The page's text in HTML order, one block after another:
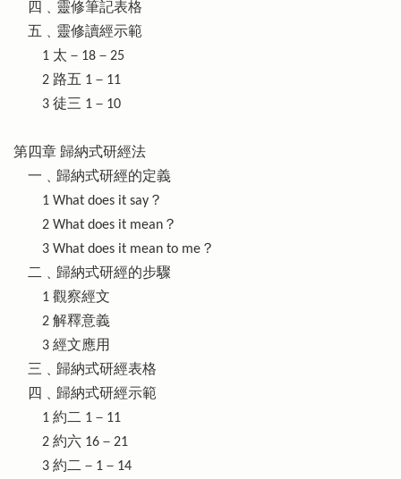
四﹑靈修筆記表格
五﹑靈修讀經示範
1 太－18－25
2 路五 1－11
3 徒三 1－10
第四章 歸納式研經法
一﹑歸納式研經的定義
1 What does it say？
2 What does it mean？
3 What does it mean to me？
二﹑歸納式研經的步驟
1 觀察經文
2 解釋意義
3 經文應用
三﹑歸納式研經表格
四﹑歸納式研經示範
1 約二 1－11
2 約六 16－21
3 約二－1－14